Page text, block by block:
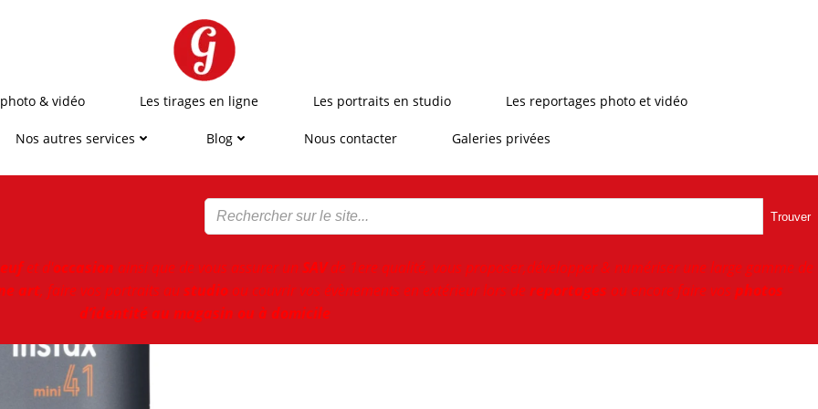
& vidéo Les tirages en ligne Les portraits en studio Les reportages photo et vidéo
Nos autres services Blog Nous contacter Galeries privées
Trouver
et d'occasion ainsi que de vous assurer un SAVde 1ere qualité, vous proposer,développer & numériser une large gamme de
art, faire vos portraits austudio ou couvrir vos évènements en extérieur lors de reportages ou encore faire vos photos
d’identité au magasin ou à domicile